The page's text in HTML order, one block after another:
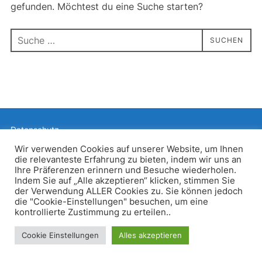
gefunden. Möchtest du eine Suche starten?
Suchen
nach:
SUCHEN
Datenschutz
Inspiro WordPress Theme von WPZOOM
Wir verwenden Cookies auf unserer Website, um Ihnen
die relevanteste Erfahrung zu bieten, indem wir uns an
Ihre Präferenzen erinnern und Besuche wiederholen.
Indem Sie auf „Alle akzeptieren“ klicken, stimmen Sie
der Verwendung ALLER Cookies zu. Sie können jedoch
die "Cookie-Einstellungen" besuchen, um eine
kontrollierte Zustimmung zu erteilen..
Cookie Einstellungen Alles akzeptieren